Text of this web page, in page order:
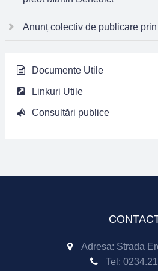
Anunț colectiv de publicare
Documente Utile
Linkuri Utile
Consultări publice
Adresa: Strada
Tel: